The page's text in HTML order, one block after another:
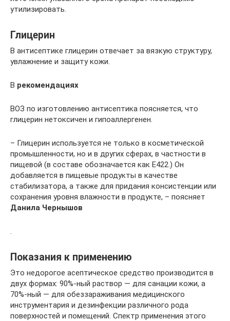
утилизировать.
Глицерин
В антисептике глицерин отвечает за вязкую структуру,
увлажнение и защиту кожи.
В рекомендациях
ВОЗ по изготовлению антисептика поясняется, что
глицерин нетоксичен и гипоаллергенен.
– Глицерин используется не только в косметической
промышленности, но и в других сферах, в частности в
пищевой (в составе обозначается как E422.) Он
добавляется в пищевые продукты в качестве
стабилизатора, а также для придания консистенции или
сохранения уровня влажности в продукте, – поясняет
Данила Чернышов
Показания к применению
Это недорогое асептическое средство производится в
двух формах: 90%-ный раствор — для санации кожи, а
70%-ный — для обеззараживания медицинского
инструментария и дезинфекции различного рода
поверхностей и помещений. Спектр применения этого